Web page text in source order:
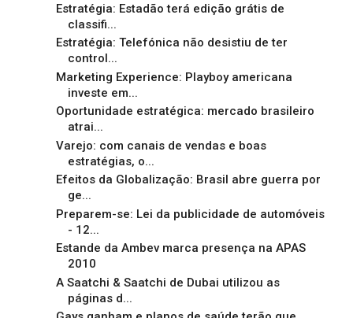
Estratégia: Estadão terá edição grátis de
classifi...
Estratégia: Telefónica não desistiu de ter
control...
Marketing Experience: Playboy americana
investe em...
Oportunidade estratégica: mercado brasileiro
atrai...
Varejo: com canais de vendas e boas
estratégias, o...
Efeitos da Globalização: Brasil abre guerra por
ge...
Preparem-se: Lei da publicidade de automóveis
- 12...
Estande da Ambev marca presença na APAS
2010
A Saatchi & Saatchi de Dubai utilizou as
páginas d...